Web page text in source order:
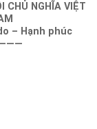
CHỦ NGHĨA VIỆT
– Hạnh phúc